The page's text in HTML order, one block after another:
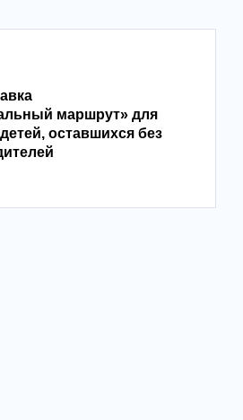
маршрут» для
оставшихся без